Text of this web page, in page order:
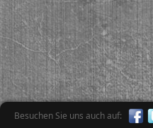
Besuchen Sie uns auch auf: